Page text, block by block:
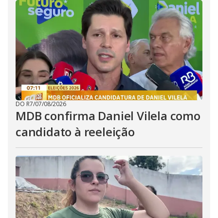
DO R7/07/08/2026
MDB confirma Daniel Vilela como
candidato à reeleição